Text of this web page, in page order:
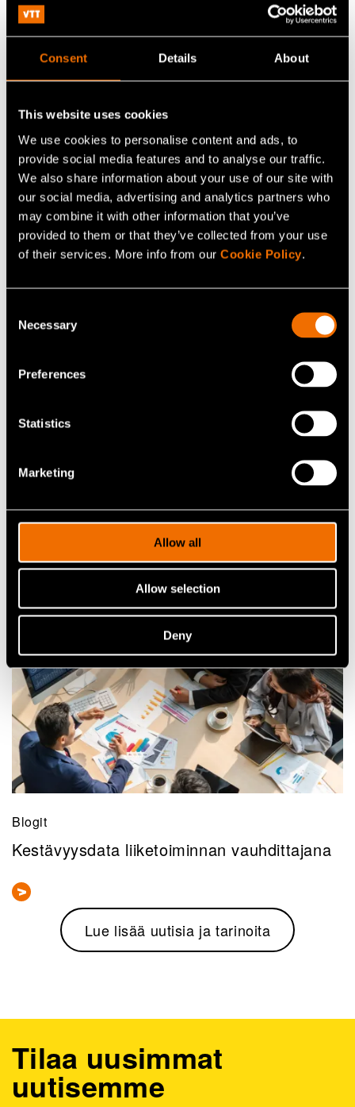
Consent Details About
This website uses cookies
We use cookies to personalise content and ads, to
provide social media features and to analyse our traffic.
We also share information about your use of our site with
our social media, advertising and analytics partners who
may combine it with other information that you’ve
provided to them or that they’ve collected from your use
of their services. More info from our Cookie Policy.
Selection
Necessary
Preferences
Statistics
Marketing
Allow all
Allow selection
Deny
VTT:ltä spinnaava Reduciner muuntaa
talteenotettua hiiltä kestäviksi polttoaineiksi
Artikkelit
Hiilidioksidin kaappaamiseen tarvittava
teknologia kehittyy – VTT rakentaa siltaa
ideasta markkinoille
Blogit
Kestävyysdata liiketoiminnan vauhdittajana
Lue lisää uutisia ja tarinoita
Tilaa uusimmat
uutisemme